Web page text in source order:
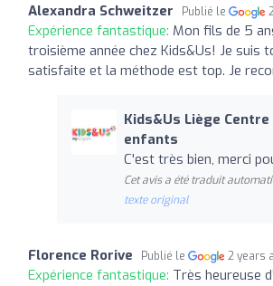
Alexandra Schweitzer Publié le
Expérience fantastique: Mon fils de 5
troisième année chez Kids&Us! Je suis
satisfaite et la méthode est top. Je
Kids&Us Liège
enfants
C'est très bien, merci
Cet avis a été traduit
texte original
Florence Rorive Publié le 2 years
Expérience fantastique: Très heureuse